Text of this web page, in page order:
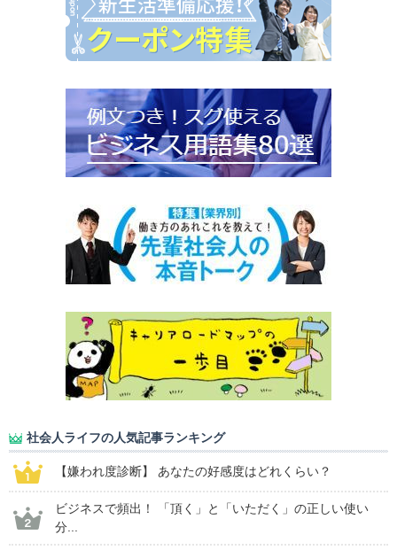
社会人ライフの人気記事ランキング
【嫌われ度診断】 あなたの好感度はどれくらい？
ビジネスで頻出！ 「頂く」と「いただく」の正しい使い
分...